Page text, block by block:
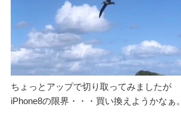
ちょっとアップで切り取ってみましたが
iPhone8の限界・・・買い換えようかなぁ。